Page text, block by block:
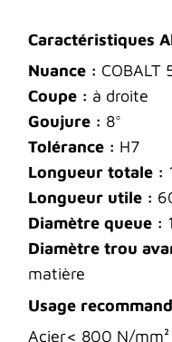
Caractéristiques
Nuance : COBALT
Coupe : à droite
Goujure : 8°
Tolérance : H7
Longueur totale :
Longueur utile :
Diamètre queue :
Diamètre trou
matière
Usage
Acier< 800 N/mm²